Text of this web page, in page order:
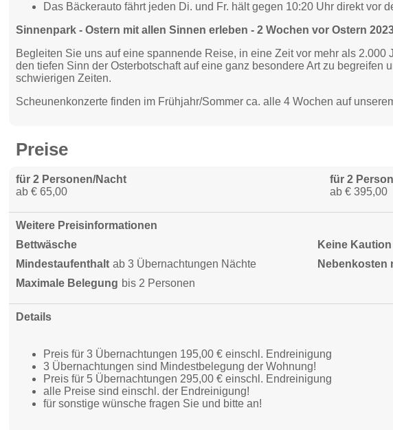
Das Bäckerauto fährt jeden Di. und Fr. hält gegen 10:20 Uhr direkt vor
Sinnenpark - Ostern mit allen Sinnen erleben - 2 Wochen vor Ostern
Begleiten Sie uns auf eine spannende Reise, in eine Zeit vor mehr als 2.000
den tiefen Sinn der Osterbotschaft auf eine ganz besondere Art zu begreifen
schwierigen Zeiten.
Scheunenkonzerte finden im Frühjahr/Sommer ca. alle 4 Wochen auf
Preise
für 2 Personen/Nacht
ab € 65,00
für 2
ab € 395,00
Weitere Preisinformationen
Bettwäsche
Keine Kaution
Mindestaufenthalt ab 3 Übernachtungen Nächte
Nebenkosten
Maximale Belegung bis 2 Personen
Details
Preis für 3 Übernachtungen 195,00 € einschl. Endreinigung
3 Übernachtungen sind Mindestbelegung der Wohnung!
Preis für 5 Übernachtungen 295,00 € einschl. Endreinigung
alle Preise sind einschl. der Endreinigung!
für sonstige wünsche fragen Sie und bitte an!